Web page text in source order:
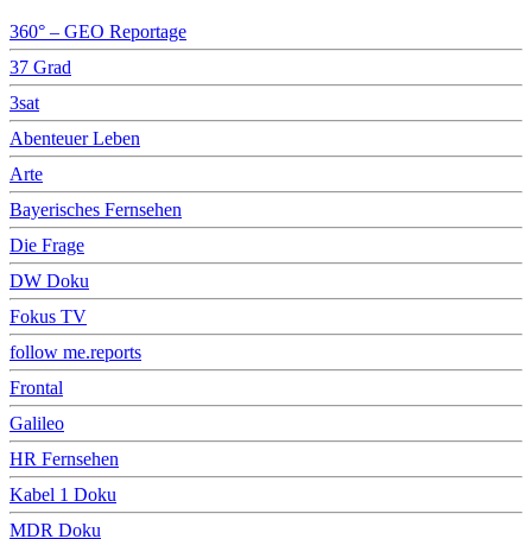
360° – GEO Reportage
37 Grad
3sat
Abenteuer Leben
Arte
Bayerisches Fernsehen
Die Frage
DW Doku
Fokus TV
follow me.reports
Frontal
Galileo
HR Fernsehen
Kabel 1 Doku
MDR Doku